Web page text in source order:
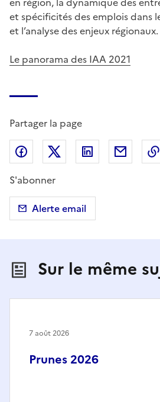
et spécificités des emplois dans
et l’analyse des enjeux régionaux.
Le panorama des IAA 2021
Partager la page
Partager sur Facebook
Partager sur X
Partager sur
S'abonner
Alerte email
Sur le même
Prunes 2026
7 août 2026